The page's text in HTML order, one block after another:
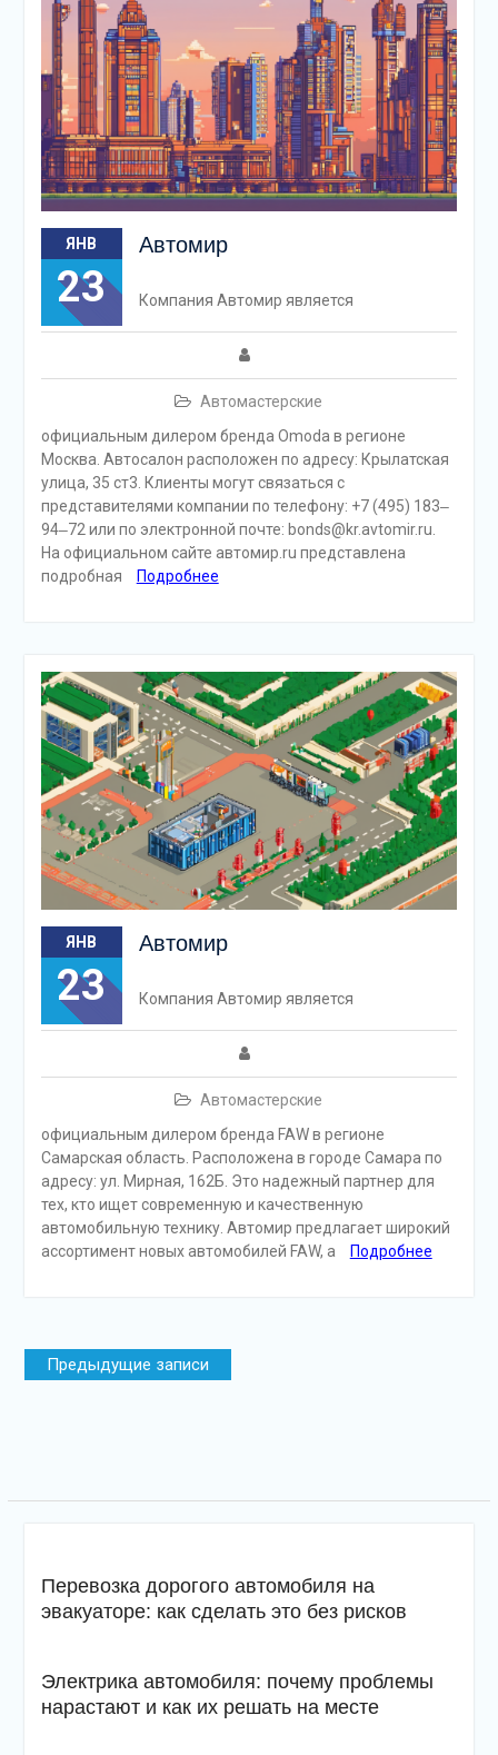
ЯНВ
23
Автомир
Автомастерские
Компания Автомир является
официальным дилером бренда Omoda в регионе
Москва. Автосалон расположен по адресу: Крылатская
улица, 35 ст3. Клиенты могут связаться с
представителями компании по телефону: +7 (495) 183‒
94‒72 или по электронной почте: bonds@kr.avtomir.ru.
На официальном сайте автомир.ru представлена
подробная
Подробнее
ЯНВ
23
Автомир
Автомастерские
Компания Автомир является
официальным дилером бренда FAW в регионе
Самарская область. Расположена в городе Самара по
адресу: ул. Мирная, 162Б. Это надежный партнер для
тех, кто ищет современную и качественную
автомобильную технику. Автомир предлагает широкий
ассортимент новых автомобилей FAW, а
Подробнее
Навигация
по
Предыдущие записи
Перевозка дорогого автомобиля на
эвакуаторе: как сделать это без рисков
Электрика автомобиля: почему проблемы
нарастают и как их решать на месте